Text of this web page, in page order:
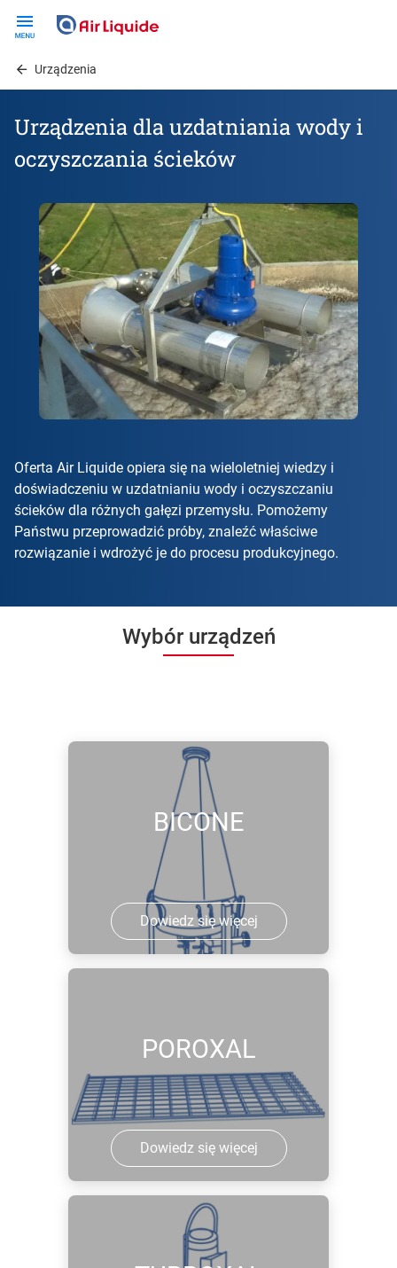
contentUrządzenia
Urządzenia dla uzdatniania wody i
oczyszczania ścieków
Oferta Air Liquide opiera się na wieloletniej wiedzy i
doświadczeniu w uzdatnianiu wody i oczyszczaniu
ścieków dla różnych gałęzi przemysłu. Pomożemy
Państwu przeprowadzić próby, znaleźć właściwe
rozwiązanie i wdrożyć je do procesu produkcyjnego.
Wybór urządzeń
BICONE
Dowiedz się więcej
POROXAL
Dowiedz się więcej